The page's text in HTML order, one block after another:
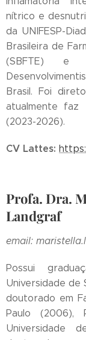
nítrico e
da UNIFESP-
Brasileira de
(SBFTE) e
Brasil. Foi
atualmente faz
(2023-2026).
CV Lattes:
Profa. Dra.
Landgraf
email:
Possui
Universidade de
doutorado em
Paulo (2006),
Universidade